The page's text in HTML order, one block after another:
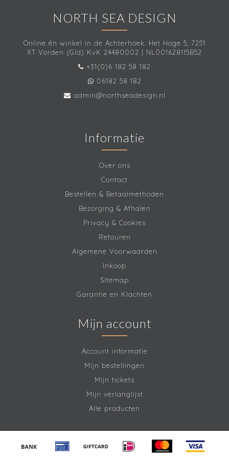
NORTH SEA DESIGN
Online én winkel in de Achterhoek. Het Hoge 5, 7251
XT Vorden (Gld) KvK 24480002 | NL001628115B52
+31(0)6 182 58 182
06182 58 182
admin@northseadesign.nl
Informatie
Over ons
Contact
Bestellen & Betaalmethoden
Bezorging & Afhalen
Privacy & Cookies
Retouren
Algemene Voorwaarden
Inkoop
Sitemap
Garantie en Klachten
Mijn account
Account informatie
Mijn bestellingen
Mijn tickets
Mijn verlanglijst
Alle producten